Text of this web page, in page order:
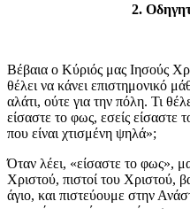
2.
Βέβαια ο Κύριός μας Ιησούς
θέλει να κάνει επιστημονικό
αλάτι, ούτε για την πόλη. Τι
είσαστε το φως, εσείς είσαστε
που είναι χτισμένη ψηλά»;
Όταν λέει, «είσαστε το φως»,
Χριστού, πιστοί του Χριστού,
άγιο, και πιστεύουμε στην